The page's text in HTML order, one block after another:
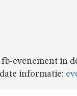
evenement in
informatie: